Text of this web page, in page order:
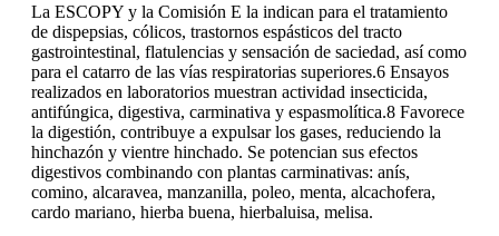
La ESCOPY y la Comisión E la indican para el tratamiento
de dispepsias, cólicos, trastornos espásticos del tracto
gastrointestinal, flatulencias y sensación de saciedad, así como
para el catarro de las vías respiratorias superiores.6 Ensayos
realizados en laboratorios muestran actividad insecticida,
antifúngica, digestiva, carminativa y espasmolítica.8 Favorece
la digestión, contribuye a expulsar los gases, reduciendo la
hinchazón y vientre hinchado. Se potencian sus efectos
digestivos combinando con plantas carminativas: anís,
comino, alcaravea, manzanilla, poleo, menta, alcachofera,
cardo mariano, hierba buena, hierbaluisa, melisa.